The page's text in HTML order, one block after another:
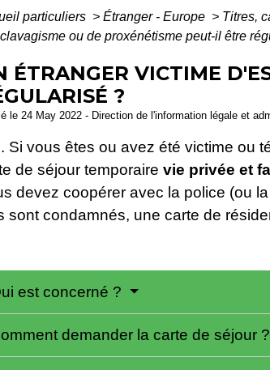
particuliers > Étranger - Europe > Titres,
ou de proxénétisme peut-il être
ÉTRANGER VICTIME
?
le 24 May 2022 - Direction de l'information légale et
Si vous êtes ou avez été victime ou
de séjour temporaire vie privée et
devez coopérer avec la police (ou
sont condamnés, une carte de
est concerné ?
demander la carte de séjour ?